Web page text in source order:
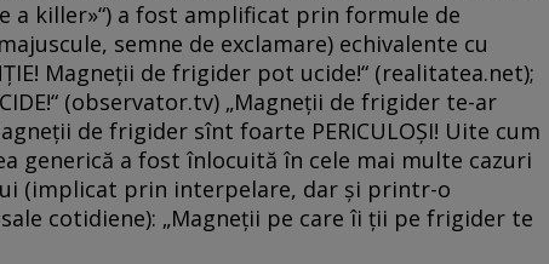
a killer»“) a fost amplificat prin formule de
semne de exclamare) echivalente cu
Magneţii de frigider pot ucide!“ (realitatea.net);
(observator.tv) „Magneţii de frigider te-ar
de frigider sînt foarte PERICULOŞI! Uite cum
generică a fost înlocuită în cele mai multe cazuri
(implicat prin interpelare, dar şi printr-o
cotidiene): „Magneţii pe care îi ţii pe frigider te